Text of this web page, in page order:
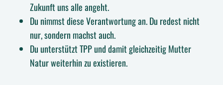
Zukunft uns alle angeht.
Du nimmst diese Verantwortung an. Du redest nicht
nur, sondern machst auch.
Du unterstützt TPP und damit gleichzeitig Mutter
Natur weiterhin zu existieren.